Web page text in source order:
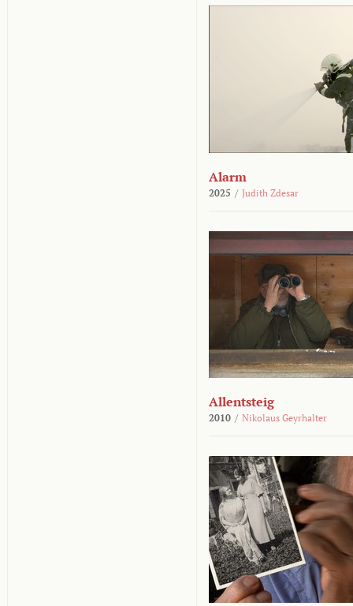
Alarm
2025 / Judith Zdesar
Allentsteig
2010 / Nikolaus Geyrhalter